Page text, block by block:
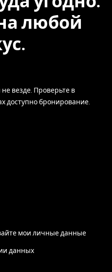
любой
везде. Проверьте в
доступно бронирование.
мои личные данные
данных